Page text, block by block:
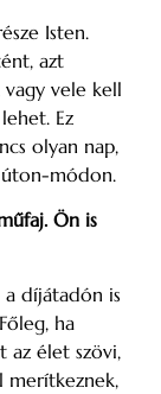
Isten.
azt
vagy vele kell
Ez
olyan nap,
úton-módon.
Ön is
a díjátadón is
ha
az élet szövi,
merítkeznek,